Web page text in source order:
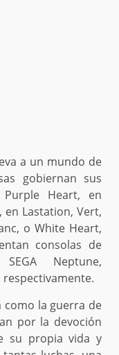
a un mundo de
gobiernan sus
Heart, en
en Lastation, Vert,
o White Heart,
consolas de
Neptune,
respectivamente.
como la guerra de
por la devoción
su propia vida y